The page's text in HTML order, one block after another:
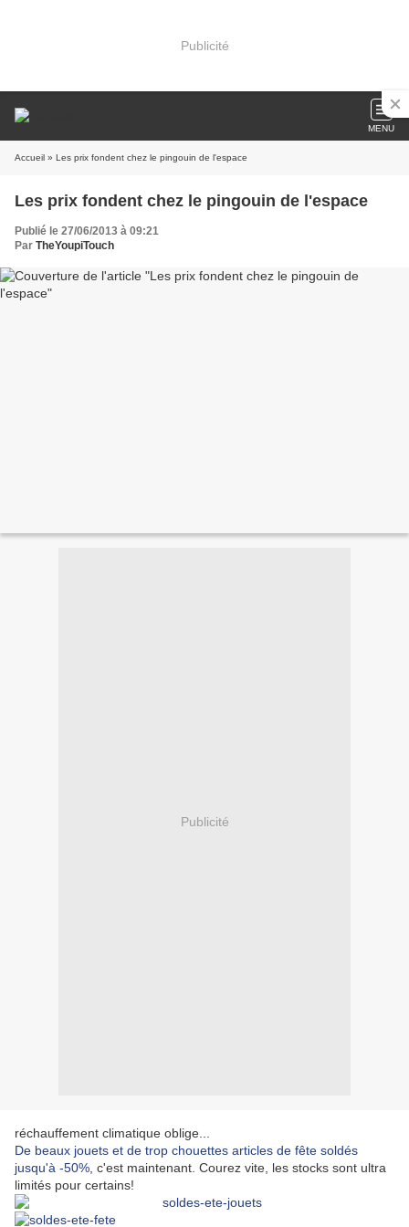
Publicité
MENU
Accueil » Les prix fondent chez le pingouin de l'espace
Les prix fondent chez le pingouin de l'espace
Publié le 27/06/2013 à 09:21
Par TheYoupiTouch
Publicité
réchauffement climatique oblige...
De beaux jouets et de trop chouettes articles de fête soldés
jusqu'à -50% , c'est maintenant. Courez vite, les stocks sont ultra
limités pour certains!